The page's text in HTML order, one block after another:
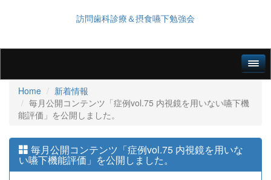
訪問歯科診療＆摂食嚥下勉強会
Home
新着情報
毎月公開コンテンツ「症例vol.75 内視鏡を用いない嚥下機
能評価」を公開しました。
毎月公開コンテンツ「症例vol.75 内視鏡を用いな
い嚥下機能評価」を公開しました。